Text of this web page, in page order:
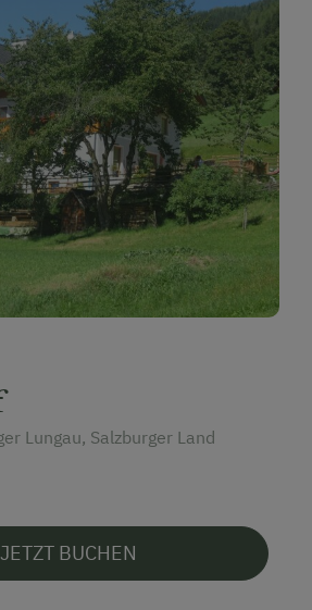
Lungau, Salzburger Land
JETZT BUCHEN